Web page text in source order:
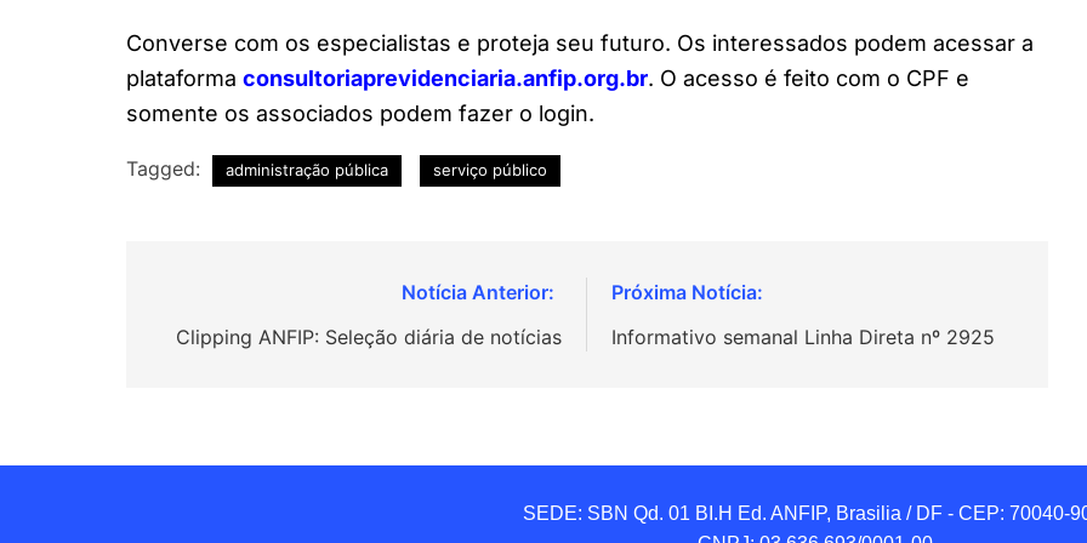
Converse com os especialistas e proteja seu futuro. Os interessados podem acessar a
plataforma consultoriaprevidenciaria.anfip.org.br. O acesso é feito com o CPF e
somente os associados podem fazer o login.
Tagged: administração pública serviço público
deClipping ANFIP: Seleção diária de notícias Informativo semanal Linha Direta nº 2925
SEDE: SBN Qd. 01 BI.H Ed. ANFIP, Brasilia / DF - CEP: 70040-